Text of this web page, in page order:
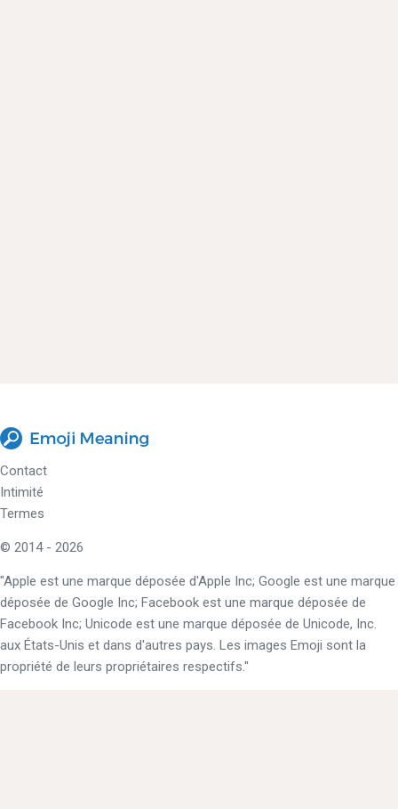
Contact
Intimité
Termes
© 2014 - 2026
"Apple est une marque déposée d'Apple Inc; Google est une marque
déposée de Google Inc; Facebook est une marque déposée de
Facebook Inc; Unicode est une marque déposée de Unicode, Inc.
aux États-Unis et dans d'autres pays. Les images Emoji sont la
propriété de leurs propriétaires respectifs."